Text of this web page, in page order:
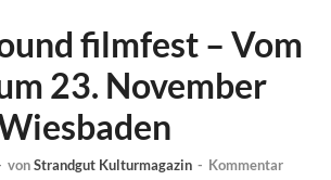
filmfest – Vom
23. November
vonStrandgut Kulturmagazin - Kommentar